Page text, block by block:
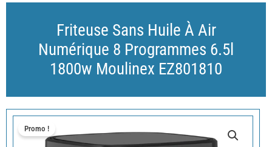
Friteuse Sans Huile À Air
Numérique 8 Programmes 6.5l
1800w Moulinex EZ801810
Promo !